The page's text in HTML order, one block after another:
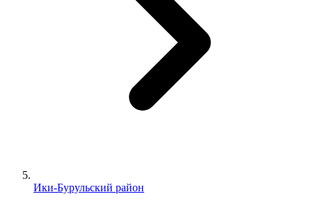
Ики-Бурульский район